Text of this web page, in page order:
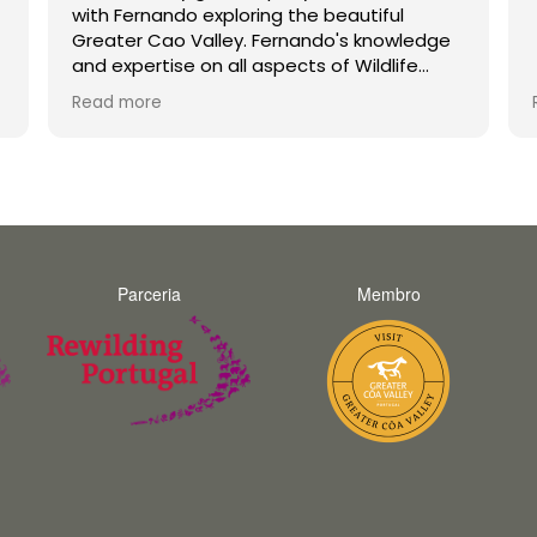
with Fernando exploring the beautiful
Greater Cao Valley. Fernando's knowledge
and expertise on all aspects of Wildlife
were second to none. His enthusiasm is
infectious and he made the trip a joy for
Read more
Parceria Membro